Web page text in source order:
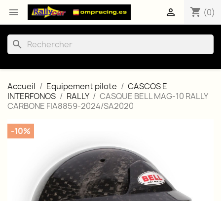
 shopping_cart (0)

search
Accueil Equipement pilote
CASCOS E
INTERFONOS
RALLY
CASQUE BELL MAG-10 RALLY
CARBONE FIA8859-2024/SA2020
-10%